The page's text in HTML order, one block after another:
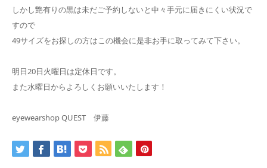
しかし艶有りの黒は未だご予約しないと中々手元に届きにくい状況で
すので
49サイズをお探しの方はこの機会に是非お手に取ってみて下さい。
明日20日火曜日は定休日です。
また水曜日からよろしくお願いいたします！
eyewearshop QUEST 伊藤